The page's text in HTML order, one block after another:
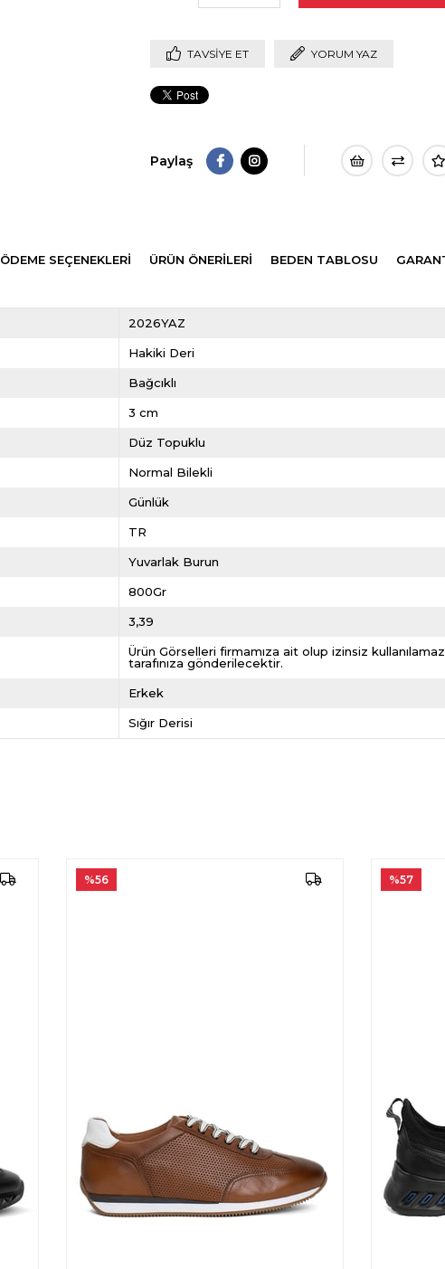
TAVSIYE ET YORUM YAZ
Paylaş
ÖDEME SEÇENEKLERI ÜRÜN ÖNERILERI BEDEN TABLOSU
2026YAZ
Hakiki Deri
Bağcıklı
3 cm
Düz Topuklu
Normal Bilekli
Günlük
TR
Yuvarlak Burun
800Gr
3,39
Ürün Görselleri firmamıza ait olup izinsiz
tarafınıza gönderilecektir.
Erkek
Sığır Derisi
%56 %57